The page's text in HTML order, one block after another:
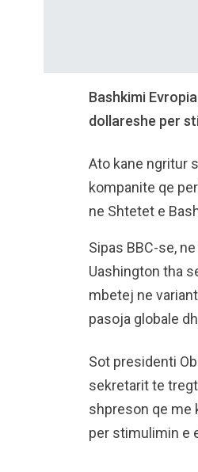
Bashkimi
dollareshe per
Ato kane ngritur
kompanite qe
ne Shtetet e
Sipas BBC-se,
Uashington tha
mbetej ne
pasoja globale
Sot presidenti
sekretarit te
shpreson qe me
per stimulimin e